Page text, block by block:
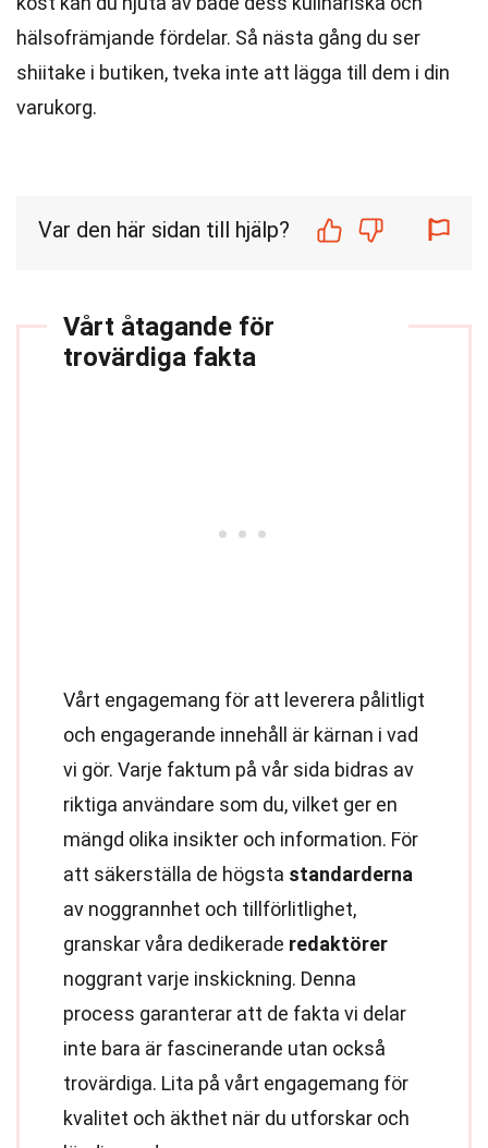
hälsofrämjande fördelar. Så nästa gång du ser
shiitake i butiken, tveka inte att lägga till dem i din
varukorg.
Var den här sidan till hjälp?
Vårt åtagande för
trovärdiga fakta
Vårt engagemang för att leverera pålitligt
och engagerande innehåll är kärnan i vad
vi gör. Varje faktum på vår sida bidras av
riktiga användare som du, vilket ger en
mängd olika insikter och information. För
att säkerställa de högsta standarderna
av noggrannhet och tillförlitlighet,
granskar våra dedikerade redaktörer
noggrant varje inskickning. Denna
process garanterar att de fakta vi delar
inte bara är fascinerande utan också
trovärdiga. Lita på vårt engagemang för
kvalitet och äkthet när du utforskar och